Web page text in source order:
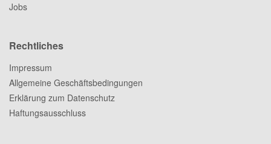
Jobs
Rechtliches
Impressum
Allgemeine Geschäftsbedingungen
Erklärung zum Datenschutz
Haftungsausschluss